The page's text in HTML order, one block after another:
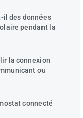
il des données
pendant la
la connexion
ou
connecté